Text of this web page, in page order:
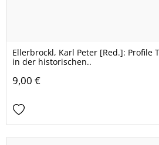
Ellerbrockl, Karl Peter [Red.]: Profile
in der historischen..
9,00 €